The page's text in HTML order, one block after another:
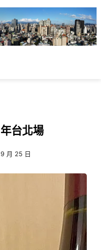
台北場
月 25 日